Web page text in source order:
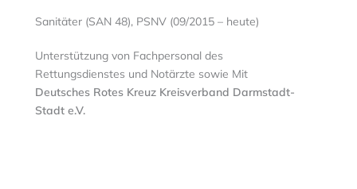
Sanitäter (SAN 48), PSNV (09/2015 – heute)
Unterstützung von Fachpersonal des
Rettungsdienstes und Notärzte sowie Mit
Deutsches Rotes Kreuz Kreisverband Darmstadt-
Stadt e.V.